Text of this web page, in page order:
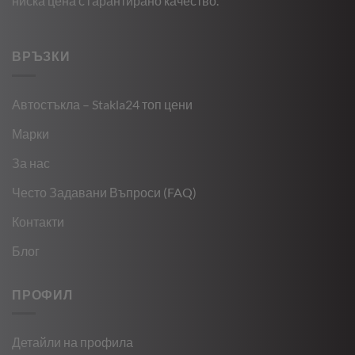
ВРЪЗКИ
Автостъкла – Stakla24 топ цени
Марки
За нас
Често Задавани Въпроси (FAQ)
Контакти
Блог
ПРОФИЛ
Детайли на профила